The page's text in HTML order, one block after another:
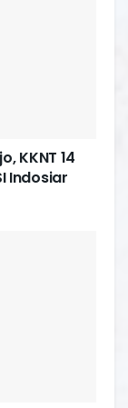
KKNT 14
Indosiar